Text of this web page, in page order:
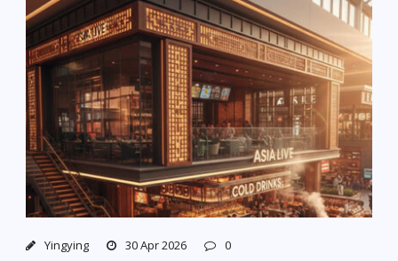
Yingying 30 Apr 2026 0